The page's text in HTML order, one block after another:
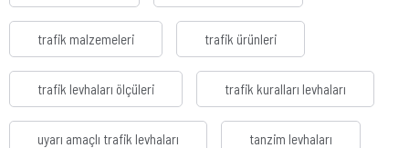
trafik malzemeleri trafik ürünleri
trafik levhaları ölçüleri trafik kuralları levhaları
uyarı amaçlı trafik levhaları tanzim levhaları